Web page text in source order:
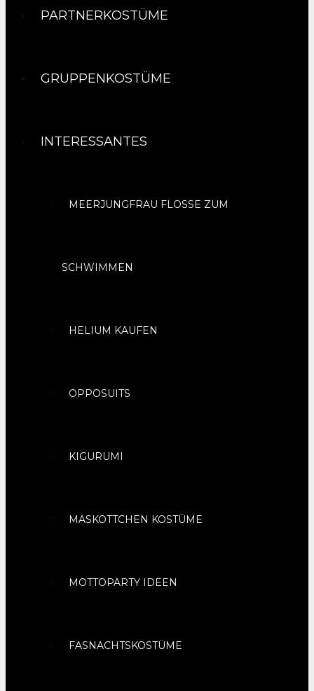
PARTNERKOSTÜME
GRUPPENKOSTÜME
INTERESSANTES
MEERJUNGFRAU FLOSSE ZUM
SCHWIMMEN
HELIUM KAUFEN
OPPOSUITS
KIGURUMI
MASKOTTCHEN KOSTÜME
MOTTOPARTY IDEEN
FASNACHTSKOSTÜME